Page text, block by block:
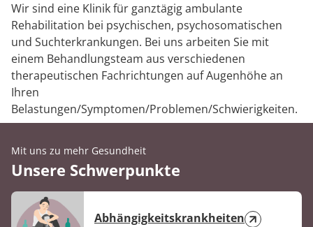
Wir sind eine Klinik für ganztägig ambulante
Rehabilitation bei psychischen, psychosomatischen
und Suchterkrankungen. Bei uns arbeiten Sie mit
einem Behandlungs­team aus verschiedenen
therapeutischen Fachrichtungen auf Augenhöhe an
Ihren
Belastungen/Symptomen/Problemen/Schwierigkeiten.
Mit uns zu mehr Gesundheit
Unsere Schwerpunkte
Abhängigkeitskrankheiten